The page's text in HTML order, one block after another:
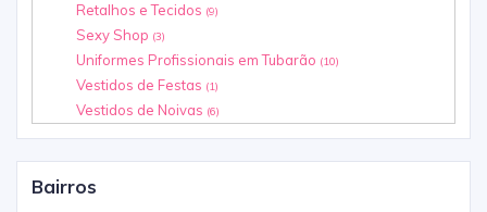
Retalhos e Tecidos (9)
Sexy Shop (3)
Uniformes Profissionais em Tubarão (10)
Vestidos de Festas (1)
Vestidos de Noivas (6)
Bairros